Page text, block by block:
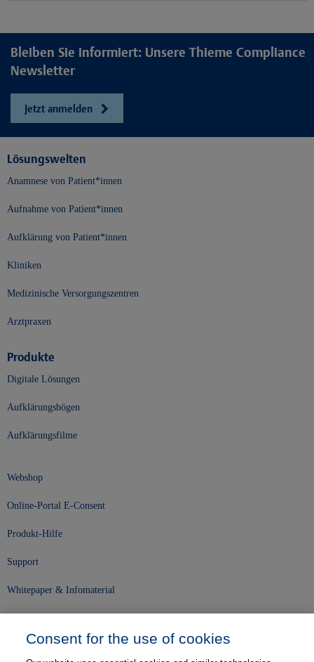
Bleiben Sie informiert: Unsere Thieme Compliance
Newsletter
Jetzt anmelden
Lösungswelten
Anamnese von Patient*innen
Aufnahme von Patient*innen
Aufklärung von Patient*innen
Kliniken
Medizinische Versorgungszentren
Arztpraxen
Produkte
Digitale Lösungen
Aufklärungsbögen
Aufklärungsfilme
Webshop
Online-Portal E-Consent
Produkt-Hilfe
Support
Whitepaper & Infomaterial
Consent for the use of cookies